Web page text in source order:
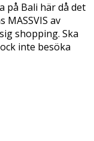
på Bali här då det
av
shopping. Ska
inte besöka